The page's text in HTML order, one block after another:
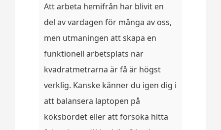
Att arbeta hemifrån har blivit en
del av vardagen för många av oss,
men utmaningen att skapa en
funktionell arbetsplats när
kvadratmetrarna är få är högst
verklig. Kanske känner du igen dig i
att balansera laptopen på
köksbordet eller att försöka hitta